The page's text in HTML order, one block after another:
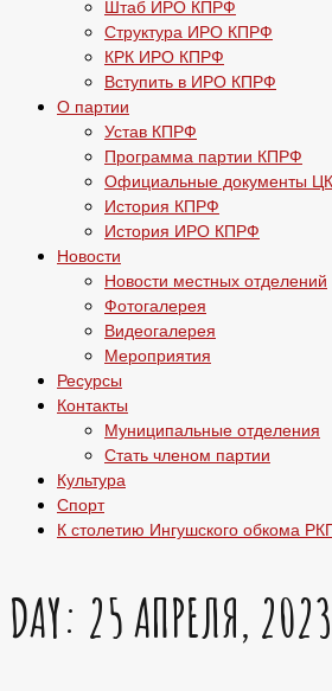
Штаб ИРО КПРФ
Структура ИРО КПРФ
КРК ИРО КПРФ
Вступить в ИРО КПРФ
О партии
Устав КПРФ
Программа партии КПРФ
Официальные документы
История КПРФ
История ИРО КПРФ
Новости
Новости местных отделений
Фотогалерея
Видеогалерея
Мероприятия
Ресурсы
Контакты
Муниципальные отделения
Стать членом партии
Культура
Спорт
К столетию Ингушского обкома
DAY: 25 АПРЕЛЯ, 2023